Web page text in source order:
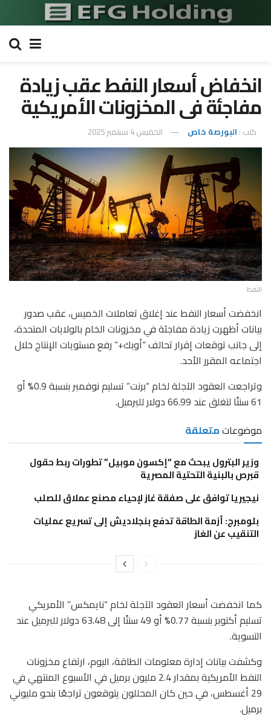
انخفاض أسعار النفط عقب زيادة
مفاجئة فى المخزونات الأمريكية
كتب : البورصة خاص الخميس 4 سبتمبر 2025
النفط
انخفضت أسعار النفط عند إغلاق تعاملات الخميس، عقب صدور
بيانات أظهرت زيادة مفاجئة في مخزونات الخام بالولايات المتحدة،
إلى جانب توقعات إقرار تحالف “أوبك+” رفع مستويات الإنتاج خلال
اجتماعه المقرر الأحد.
وتراجعت العقود الآجلة لخام “برنت” تسليم نوفمبر بنسبة 0.9% أو
61 سنتًا لتغلق عند 66.99 دولار للبرميل.
موضوعاتمتعلقة
وزير البترول يبحث مع “إكسون موبيل” تطورات ربط حقول
قبرص بالبنية التحتية المصرية
نيجيريا توافق على صفقة غاز لإحياء مصنع عملاق للصلب
بلومبرج: أزمة الطاقة تدفع بنجلاديش إلى تسريع عمليات
التنقيب عن الغاز
كما انخفضت أسعار العقود الآجلة لخام “نايمكس” الأمريكي
تسليم أكتوبر بنسبة 0.77% أو 49 سنتًا إلى 63.48 دولار للبرميل عند
التسوية.
وكشفت بيانات إدارة معلومات الطاقة، اليوم، ارتفاع مخزونات
النفط الأمريكية بمقدار 2.4 مليون برميل في الأسبوع المنتهي في
29 أغسطس، في حين كان المحللون يتوقعون تراجعًا بنحو مليوني
برميل.